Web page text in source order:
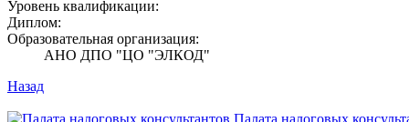
Уровень квалификации:
Диплом:
Образовательная организация:
АНО ДПО "ЦО "ЭЛКОД"
Назад